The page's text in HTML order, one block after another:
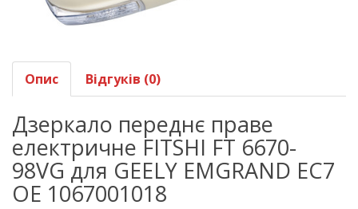
Опис Відгуків (0)
Дзеркало переднє праве
електричне FITSHI FT 6670-
98VG для GEELY EMGRAND EC7
OE 1067001018